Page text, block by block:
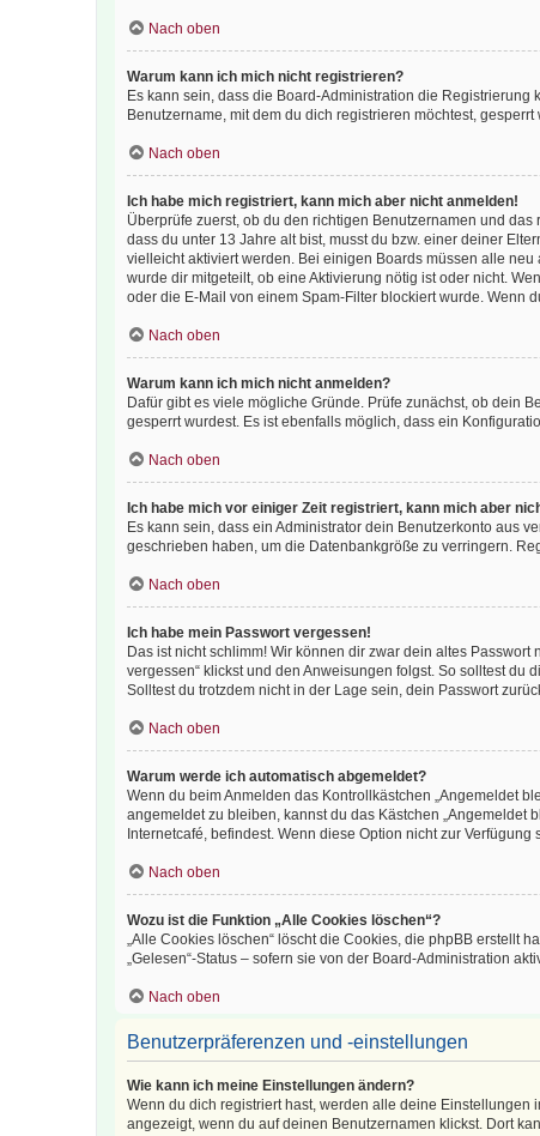
Nach oben
Warum kann ich mich nicht registrieren?
Es kann sein, dass die Board-Administration die
Benutzername, mit dem du dich registrieren möchtest,
Nach oben
Ich habe mich registriert, kann mich aber nicht anmelden!
Überprüfe zuerst, ob du den richtigen Benutzernamen und
dass du unter 13 Jahre alt bist, musst du bzw. einer deiner
vielleicht aktiviert werden. Bei einigen Boards müssen alle
wurde dir mitgeteilt, ob eine Aktivierung nötig ist oder nicht.
oder die E-Mail von einem Spam-Filter blockiert wurde. Wenn
Nach oben
Warum kann ich mich nicht anmelden?
Dafür gibt es viele mögliche Gründe. Prüfe zunächst, ob dein
gesperrt wurdest. Es ist ebenfalls möglich, dass ein
Nach oben
Ich habe mich vor einiger Zeit registriert, kann mich aber
Es kann sein, dass ein Administrator dein Benutzerkonto aus
geschrieben haben, um die Datenbankgröße zu verringern.
Nach oben
Ich habe mein Passwort vergessen!
Das ist nicht schlimm! Wir können dir zwar dein altes
vergessen“ klickst und den Anweisungen folgst. So solltest du
Solltest du trotzdem nicht in der Lage sein, dein Passwort
Nach oben
Warum werde ich automatisch abgemeldet?
Wenn du beim Anmelden das Kontrollkästchen „Angemeldet
angemeldet zu bleiben, kannst du das Kästchen „Angemeldet
Internetcafé, befindest. Wenn diese Option nicht zur
Nach oben
Wozu ist die Funktion „Alle Cookies löschen“?
„Alle Cookies löschen“ löscht die Cookies, die phpBB erstellt
„Gelesen“-Status – sofern sie von der Board-Administration
Nach oben
Benutzerpräferenzen und -einstellungen
Wie kann ich meine Einstellungen ändern?
Wenn du dich registriert hast, werden alle deine Einstellungen
angezeigt, wenn du auf deinen Benutzernamen klickst. Dort